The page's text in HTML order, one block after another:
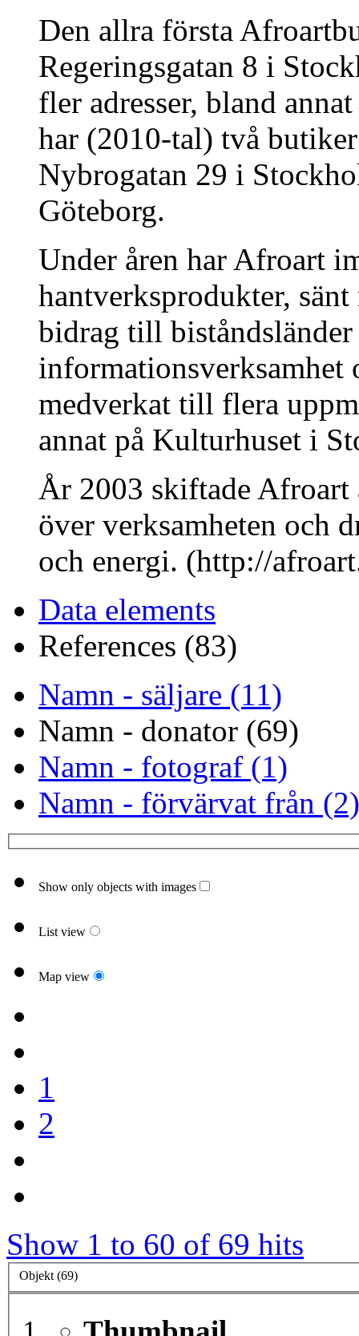
Den allra första
Regeringsgatan 8 i
fler adresser, bland
har (2010-tal) två
Nybrogatan 29 i
Göteborg.
Under åren har Afroart
hantverksprodukter,
bidrag till
medverkat till flera
annat på Kulturhuset i
År 2003 skiftade
över verksamheten och
och energi. (http://
Data elements
References (83)
Namn - säljare (11)
Namn - donator (69)
Namn - fotograf (1)
Namn - förvärvat från (2)
Show only objects with images
List view
Map view
1
2
Show 1 to 60 of 69 hits
Objekt (69)